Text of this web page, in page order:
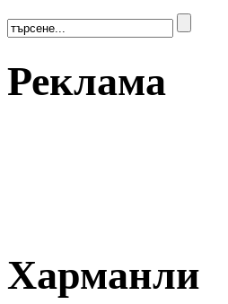
Реклама
Харманли